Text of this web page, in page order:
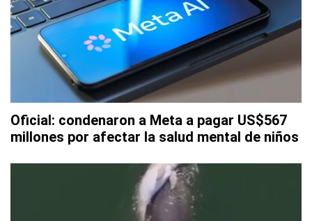
Oficial: condenaron a Meta a pagar US$567
millones por afectar la salud mental de niños